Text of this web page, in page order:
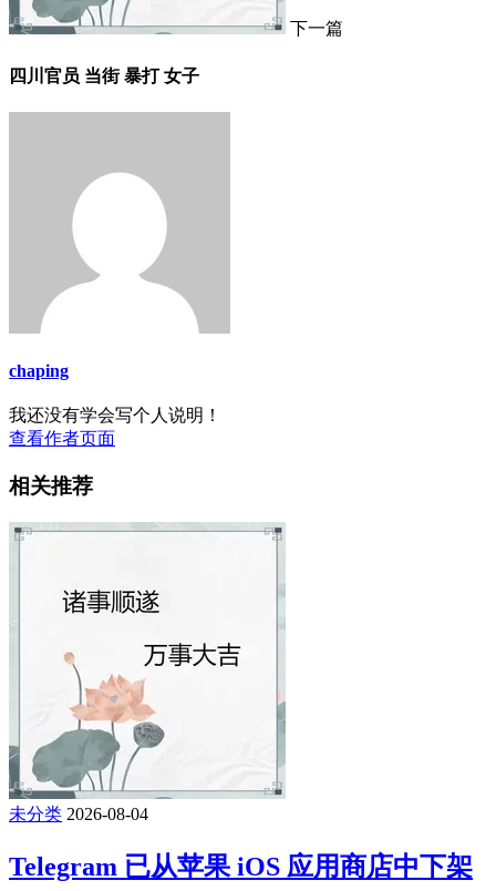
下一篇
四川官员 当街 暴打 女子
chaping
我还没有学会写个人说明！
查看作者页面
相关推荐
未分类 2026-08-04
Telegram 已从苹果 iOS 应用商店中下架